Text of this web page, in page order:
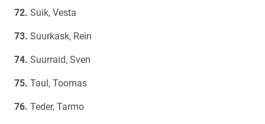
Suik, Vesta
Suurkask, Rein
Suurraid, Sven
Taul, Toomas
Teder, Tarmo